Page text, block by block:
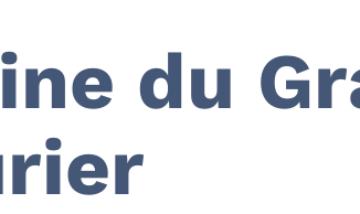
du